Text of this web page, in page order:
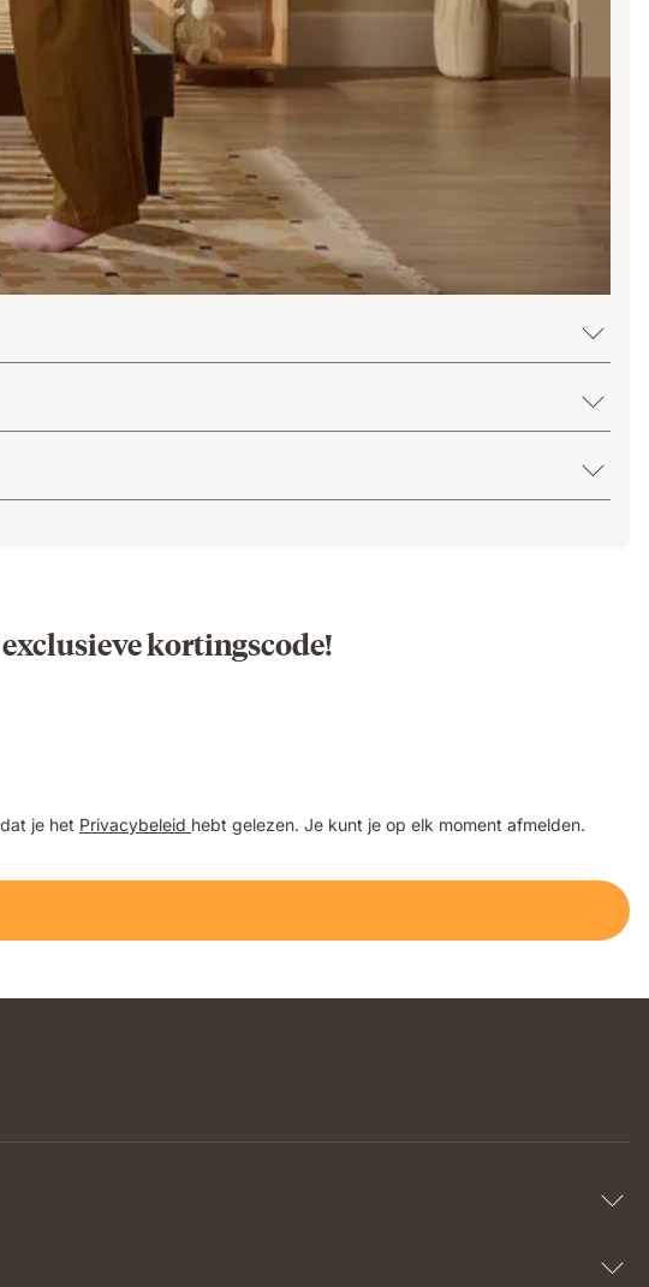
kortingscode!
je het Privacybeleid hebt gelezen. Je kunt je op elk moment afmelden.